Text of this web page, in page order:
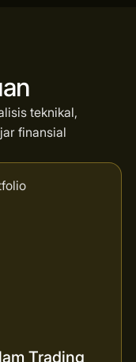
teknikal,
finansial
Trading